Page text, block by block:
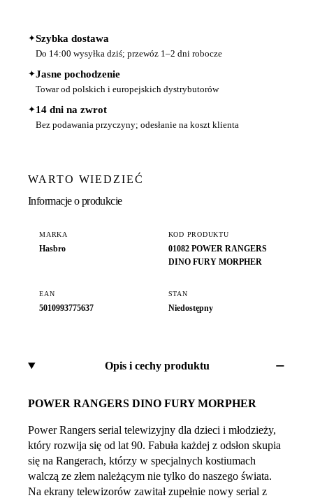
✦Szybka dostawa
Do 14:00 wysyłka dziś; przewóz 1–2 dni robocze
✦Jasne pochodzenie
Towar od polskich i europejskich dystrybutorów
✦14 dni na zwrot
Bez podawania przyczyny; odesłanie na koszt klienta
WARTO WIEDZIEĆ
Informacje o produkcie
MARKA
Hasbro
KOD PRODUKTU
01082 POWER RANGERS
DINO FURY MORPHER
EAN
5010993775637
STAN
Niedostępny
Opis i cechy produktu
POWER RANGERS DINO FURY MORPHER
Power Rangers serial telewizyjny dla dzieci i młodzieży,
który rozwija się od lat 90. Fabuła każdej z odsłon skupia
się na Rangerach, którzy w specjalnych kostiumach
walczą ze złem należącym nie tylko do naszego świata.
Na ekrany telewizorów zawitał zupełnie nowy serial z